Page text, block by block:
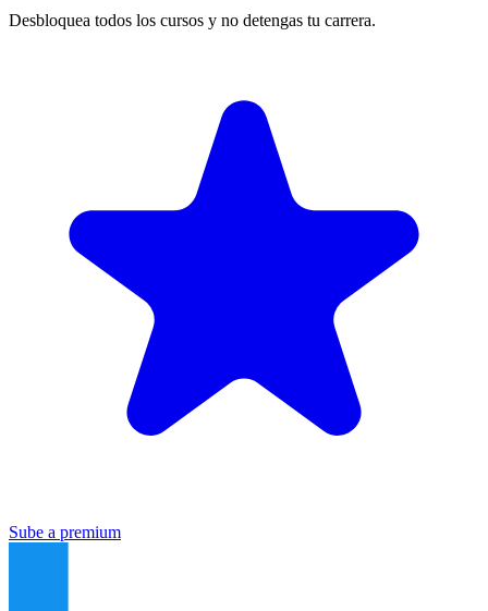
Desbloquea todos los cursos y no detengas tu carrera.
Sube a premium